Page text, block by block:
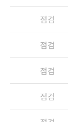
점검
점검
점검
점검